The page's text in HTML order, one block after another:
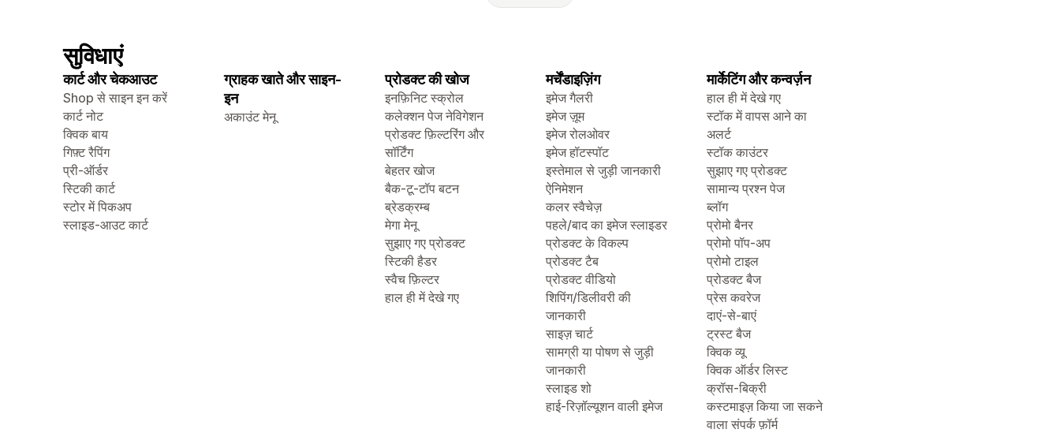
सुविधाएं
कार्ट और चेकआउट
Shop से साइन इन करें
कार्ट नोट
क्विक बाय
गिफ़्ट रैपिंग
प्री-ऑर्डर
स्टिकी कार्ट
स्टोर में पिकअप
स्लाइड-आउट कार्ट
ग्राहक खाते और साइन-
इन
अकाउंट मेनू
प्रोडक्ट की खोज
इनफ़िनिट स्क्रोल
कलेक्शन पेज नेविगेशन
प्रोडक्ट फ़िल्टरिंग और
सॉर्टिंग
बेहतर खोज
बैक-टू-टॉप बटन
ब्रेडक्रम्ब
मेगा मेनू
सुझाए गए प्रोडक्ट
स्टिकी हैडर
स्वैच फ़िल्टर
हाल ही में देखे गए
मर्चेंडाइज़िंग
इमेज गैलरी
इमेज ज़ूम
इमेज रोलओवर
इमेज हॉटस्पॉट
इस्तेमाल से जुड़ी जानकारी
ऐनिमेशन
कलर स्वैचेज़
पहले/बाद का इमेज स्लाइडर
प्रोडक्ट के विकल्प
प्रोडक्ट टैब
प्रोडक्ट वीडियो
शिपिंग/डिलीवरी की
जानकारी
साइज़ चार्ट
सामग्री या पोषण से जुड़ी
जानकारी
स्लाइड शो
हाई-रिज़ॉल्यूशन वाली इमेज
मार्केटिंग और कन्वर्ज़न
हाल ही में देखे गए
स्टॉक में वापस आने का
अलर्ट
स्टॉक काउंटर
सुझाए गए प्रोडक्ट
सामान्य प्रश्न पेज
ब्लॉग
प्रोमो बैनर
प्रोमो पॉप-अप
प्रोमो टाइल
प्रोडक्ट बैज
प्रेस कवरेज
दाएं-से-बाएं
ट्रस्ट बैज
क्विक व्यू
क्विक ऑर्डर लिस्ट
क्रॉस-बिक्री
कस्टमाइज़ किया जा सकने
वाला संपर्क फ़ॉर्म